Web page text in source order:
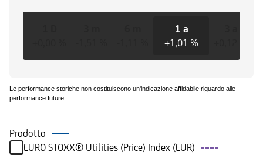
1 a
+1,01 %
Le performance storiche non costituiscono un'indicazione affidabile riguardo alle
performance future.
Prodotto
EURO STOXX® Utilities (Price) Index (EUR)